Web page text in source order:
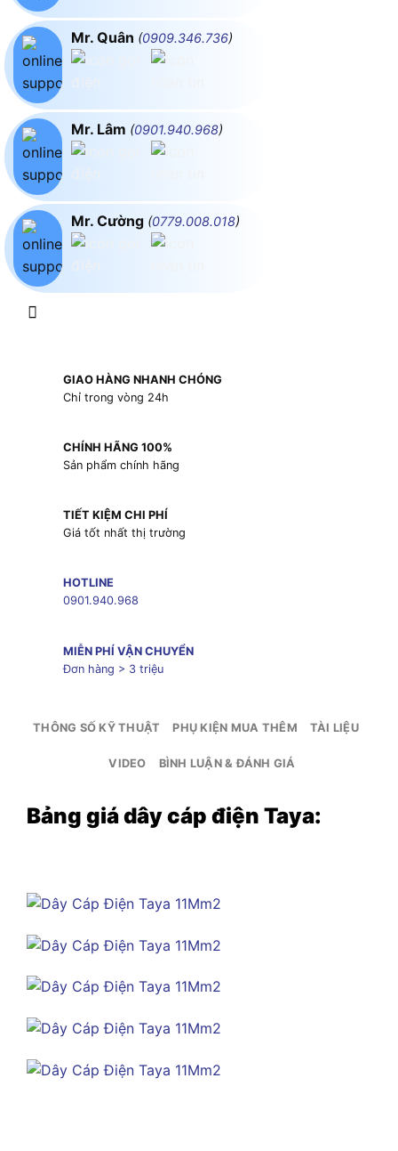
Mr. Quân (0909.346.736)
Mr. Lâm (0901.940.968)
Mr. Cường (0779.008.018)
GIAO HÀNG NHANH CHÓNG
Chỉ trong vòng 24h
CHÍNH HÃNG 100%
Sản phẩm chính hãng
TIẾT KIỆM CHI PHÍ
Giá tốt nhất thị trường
HOTLINE
0901.940.968
MIỄN PHÍ VẬN CHUYỂN
Đơn hàng > 3 triệu
THÔNG SỐ KỸ THUẬT PHỤ KIỆN MUA THÊM TÀI LIỆU
VIDEO BÌNH LUẬN & ĐÁNH GIÁ
Bảng giá dây cáp điện Taya: